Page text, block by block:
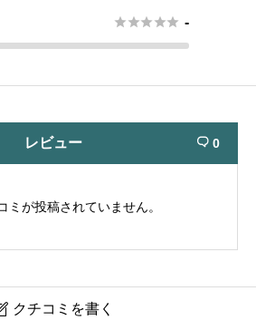
 -
レビュー  0
ミが投稿されていません。
クチコミを書く